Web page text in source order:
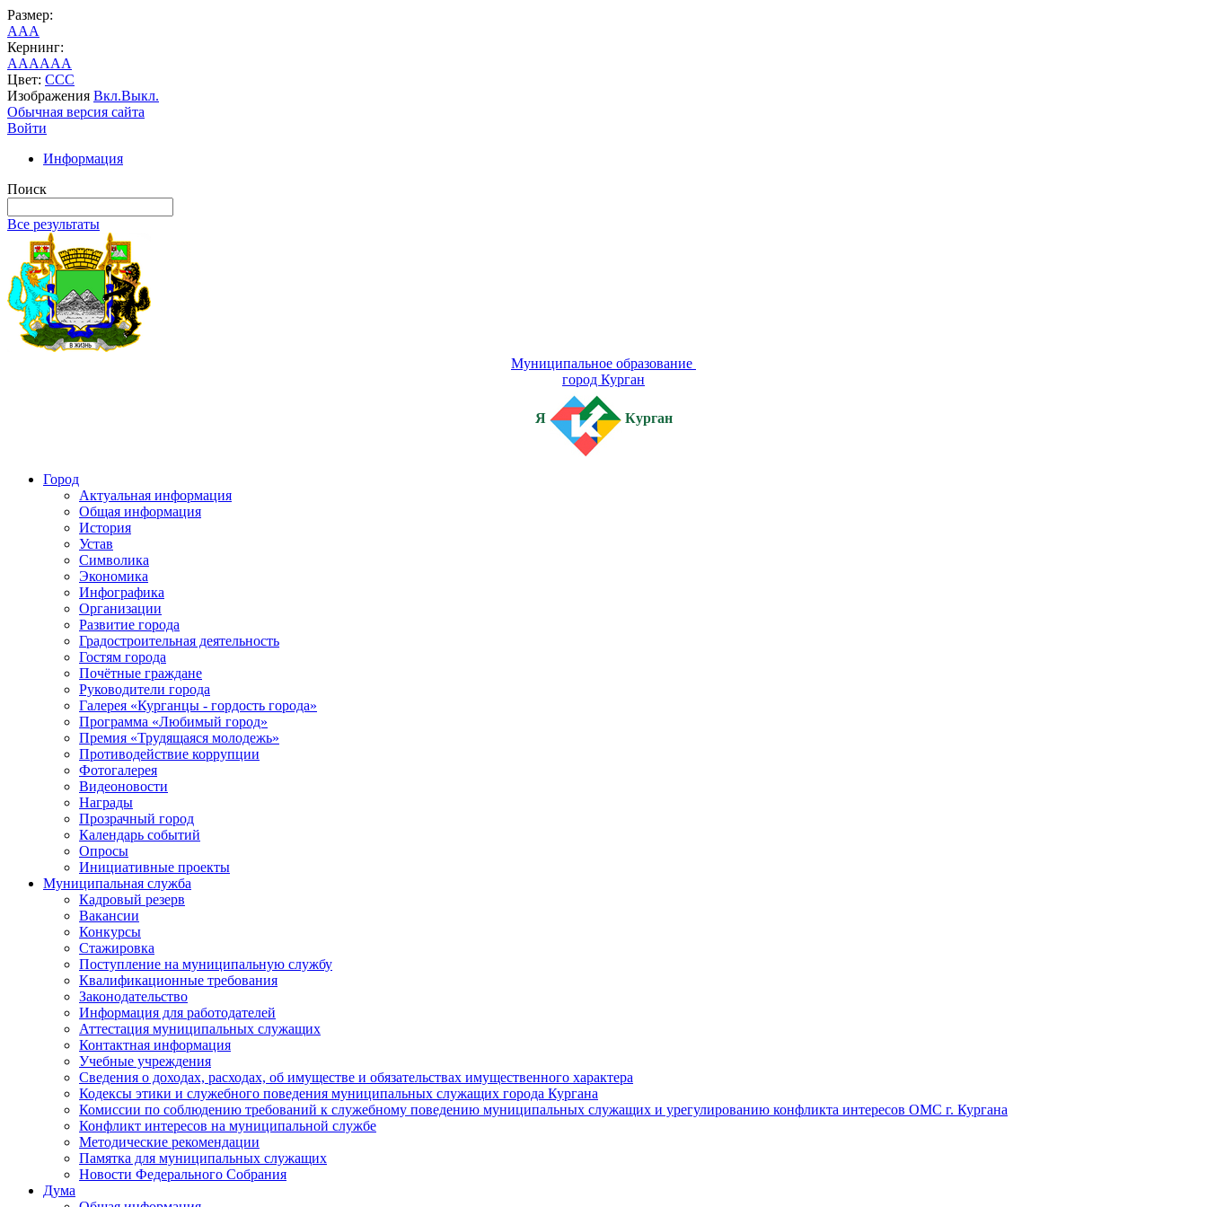
Размер:
AAA
Кернинг:
AAAAAA
Цвет: CCC
Изображения Вкл.Выкл.
Обычная версия сайта
Войти
Информация
Поиск
Все результаты
Муниципальное образование
город Курган
Я Курган
Город
Актуальная информация
Общая информация
История
Устав
Символика
Экономика
Инфографика
Организации
Развитие города
Градостроительная деятельность
Гостям города
Почётные граждане
Руководители города
Галерея «Курганцы - гордость города»
Программа «Любимый город»
Премия «Трудящаяся молодежь»
Противодействие коррупции
Фотогалерея
Видеоновости
Награды
Прозрачный город
Календарь событий
Опросы
Инициативные проекты
Муниципальная служба
Кадровый резерв
Вакансии
Конкурсы
Стажировка
Поступление на муниципальную службу
Квалификационные требования
Законодательство
Информация для работодателей
Аттестация муниципальных служащих
Контактная информация
Учебные учреждения
Сведения о доходах, расходах, об имуществе и обязательствах имущественного характера
Кодексы этики и служебного поведения муниципальных служащих города Кургана
Комиссии по соблюдению требований к служебному поведению муниципальных служащих и урегулированию конфликта интересов ОМС г. Кургана
Конфликт интересов на муниципальной службе
Методические рекомендации
Памятка для муниципальных служащих
Новости Федерального Cобрания
Дума